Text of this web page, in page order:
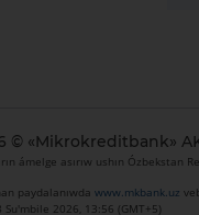
© «Mikrokreditbank»
ámelge asırıw ushın Ózbekstan
paydalanıwdawww.mkbank.uz
Su'mbile 2026, 13:56 (GMT+5)